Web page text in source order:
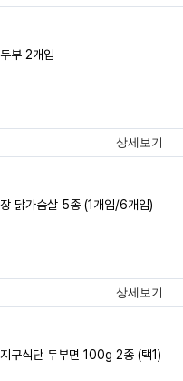
부 2개입
상세보기
닭가슴살 5종 (1개입/6개입)
상세보기
구식단 두부면 100g 2종 (택1)